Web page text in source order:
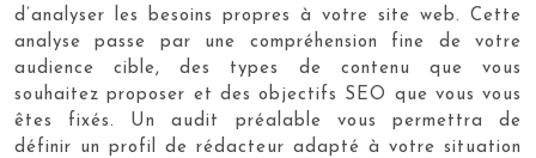
d’analyser les besoins propres à votre site web. Cette
analyse passe par une compréhension fine de votre
audience cible, des types de contenu que vous
souhaitez proposer et des objectifs SEO que vous vous
êtes fixés. Un audit préalable vous permettra de
définir un profil de rédacteur adapté à votre situation